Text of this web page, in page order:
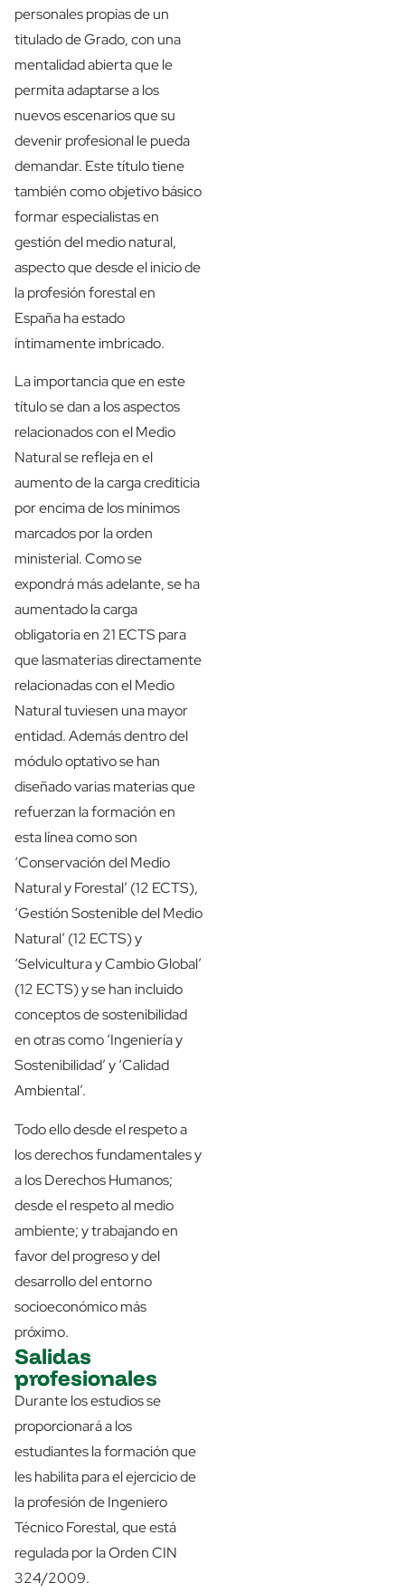
personales propias de un
titulado de Grado, con una
mentalidad abierta que le
permita adaptarse a los
nuevos escenarios que su
devenir profesional le pueda
demandar. Este título tiene
también como objetivo básico
formar especialistas en
gestión del medio natural,
aspecto que desde el inicio de
la profesión forestal en
España ha estado
íntimamente imbricado.
La importancia que en este
título se dan a los aspectos
relacionados con el Medio
Natural se refleja en el
aumento de la carga crediticia
por encima de los mínimos
marcados por la orden
ministerial. Como se
expondrá más adelante, se ha
aumentado la carga
obligatoria en 21 ECTS para
que lasmaterias directamente
relacionadas con el Medio
Natural tuviesen una mayor
entidad. Además dentro del
módulo optativo se han
diseñado varias materias que
refuerzan la formación en
esta línea como son
‘Conservación del Medio
Natural y Forestal’ (12 ECTS),
‘Gestión Sostenible del Medio
Natural’ (12 ECTS) y
‘Selvicultura y Cambio Global’
(12 ECTS) y se han incluido
conceptos de sostenibilidad
en otras como ‘Ingeniería y
Sostenibilidad’ y ‘Calidad
Ambiental’.
Todo ello desde el respeto a
los derechos fundamentales y
a los Derechos Humanos;
desde el respeto al medio
ambiente; y trabajando en
favor del progreso y del
desarrollo del entorno
socioeconómico más
próximo.
Salidas
profesionales
Durante los estudios se
proporcionará a los
estudiantes la formación que
les habilita para el ejercicio de
la profesión de Ingeniero
Técnico Forestal, que está
regulada por la Orden CIN
324/2009.